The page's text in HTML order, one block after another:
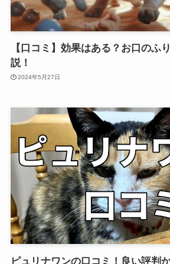
【口コミ】効果はある？お口のふ
説！
2024年5月27日
ピュリナワンの口コミ！良い評判